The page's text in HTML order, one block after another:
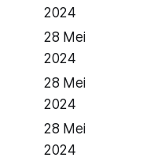
2024
28 Mei
2024
28 Mei
2024
28 Mei
2024